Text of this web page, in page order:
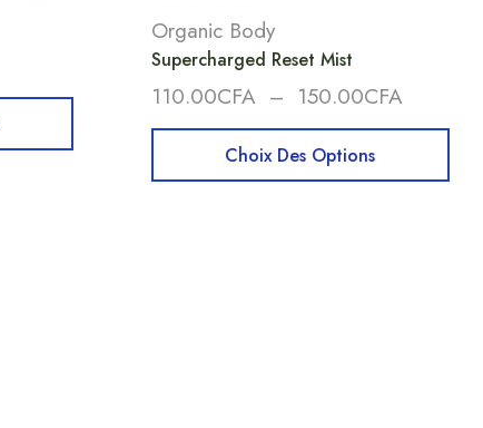
Organic Body
Supercharged Reset Mist
110.00CFA – 150.00CFA
Choix Des Options